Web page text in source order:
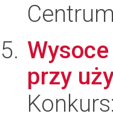
przy
Konkurs: